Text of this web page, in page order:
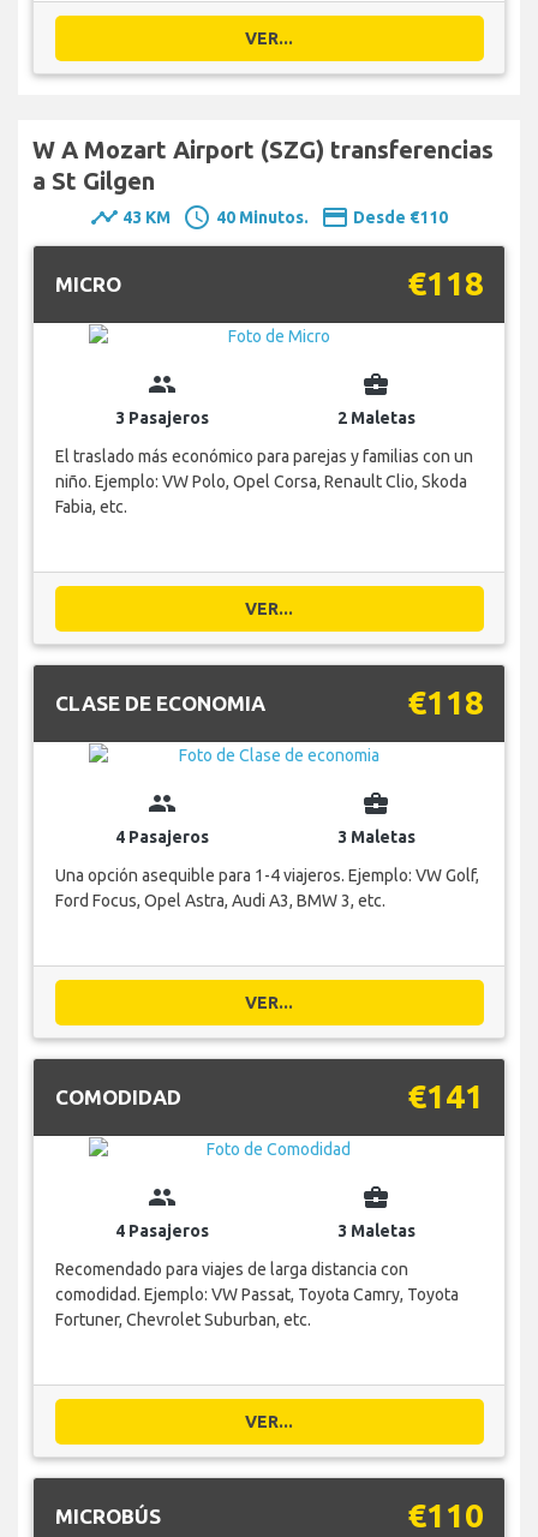
VER...
W A Mozart Airport (SZG) transferencias
a St Gilgen
timeline 43 KM schedule 40 Minutos. payment Desde €110
MICRO €118
group
3 Pasajeros
business_center
2 Maletas
El traslado más económico para parejas y familias con un
niño. Ejemplo: VW Polo, Opel Corsa, Renault Clio, Skoda
Fabia, etc.
VER...
CLASE DE ECONOMIA €118
group
4 Pasajeros
business_center
3 Maletas
Una opción asequible para 1-4 viajeros. Ejemplo: VW Golf,
Ford Focus, Opel Astra, Audi A3, BMW 3, etc.
VER...
COMODIDAD €141
group
4 Pasajeros
business_center
3 Maletas
Recomendado para viajes de larga distancia con
comodidad. Ejemplo: VW Passat, Toyota Camry, Toyota
Fortuner, Chevrolet Suburban, etc.
VER...
MICROBÚS €110